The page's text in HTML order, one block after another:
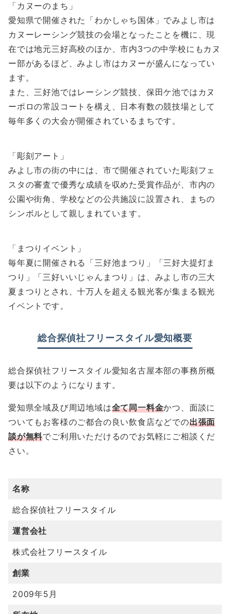
「カヌーのまち」
愛知県で開催された「わかしゃち国体」でみよし市は
カヌーレーシング競技の会場となったことを機に、現
在では地元三好高校のほか、市内3つの中学校にもカヌ
ー部があるほど、みよし市はカヌーが盛んになってい
ます。
また、三好池ではレーシング競技、保田ケ池ではカヌ
ーポロの常設コートを構え、日本有数の競技場として
毎年多くの大会が開催されているまちです。
「彫刻アート」
みよし市の街の中には、市で開催されていた彫刻フェ
スタの審査で優秀な成績を収めた受賞作品が、市内の
公園や街角、学校などの公共施設に設置され、まちの
シンボルとして親しまれています。
「まつりイベント」
毎年夏に開催される「三好池まつり」「三好大提灯ま
つり」「三好いいじゃんまつり」は、みよし市の三大
夏まつりとされ、十万人を超える観光客が集まる観光
イベントです。
総合探偵社フリースタイル愛知概要
総合探偵社フリースタイル愛知名古屋本部の事務所概
要は以下のようになります。
愛知県全域及び周辺地域は全て同一料金かつ、面談に
ついてもお客様のご都合の良い飲食店などでの出張面
談が無料でご利用いただけるのでお気軽にご相談くだ
さい。
名称
総合探偵社フリースタイル
運営会社
株式会社フリースタイル
創業
2009年5月